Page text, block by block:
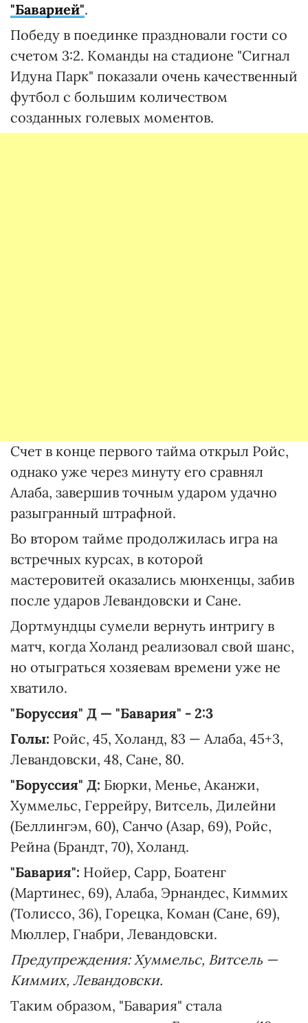
"Баварией".
Победу в поединке праздновали гости со
счетом 3:2. Команды на стадионе "Сигнал
Идуна Парк" показали очень качественный
футбол с большим количеством
созданных голевых моментов.
Счет в конце первого тайма открыл Ройс,
однако уже через минуту его сравнял
Алаба, завершив точным ударом удачно
разыгранный штрафной.
Во втором тайме продолжилась игра на
встречных курсах, в которой
мастеровитей оказались мюнхенцы, забив
после ударов Левандовски и Сане.
Дортмундцы сумели вернуть интригу в
матч, когда Холанд реализовал свой шанс,
но отыграться хозяевам времени уже не
хватило.
"Боруссия" Д — "Бавария" - 2:3
Голы: Ройс, 45, Холанд, 83 — Алаба, 45+3,
Левандовски, 48, Сане, 80.
"Боруссия" Д: Бюрки, Менье, Аканжи,
Хуммельс, Геррейру, Витсель, Дилейни
(Беллингэм, 60), Санчо (Азар, 69), Ройс,
Рейна (Брандт, 70), Холанд.
"Бавария": Нойер, Сарр, Боатенг
(Мартинес, 69), Алаба, Эрнандес, Киммих
(Толиссо, 36), Горецка, Коман (Сане, 69),
Мюллер, Гнабри, Левандовски.
Предупреждения: Хуммельс, Витсель —
Киммих, Левандовски.
Таким образом, "Бавария" стала